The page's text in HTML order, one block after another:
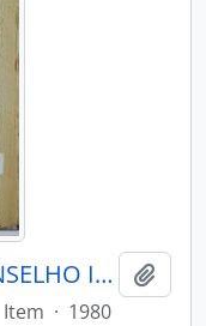
PORANTIM - BRASÍLIA CONSELHO INDIGENISTA MISSIONÁRIO - 1980 - Nº18
Item · 1980